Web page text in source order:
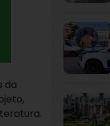
da